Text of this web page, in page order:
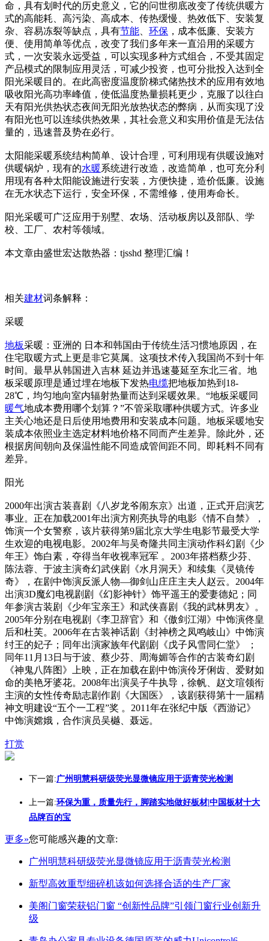
命，具有划时代的历史意义，它的问世彻底改变了传统供暖方
式的高能耗、高污染、高成本、传热缓慢、热效低下、安装复
杂、容易冻裂等缺点，具有节能 环保 ，成本低廉、安装方
便、使用简单等优点，改变了我们多年来一直沿用的采暖方
式，一次安装永远受益，可以实现多种方式组合，不受其固定
产品模式的限制应用灵活，可减少投资，也可分批投入达到全
阳光采暖目的。在此高密度温度阶梯式储热技术的应用有效地
吸收阳光高功率峰值，使低温度热量损耗更少，克服了以往白
天有阳光供热状态夜间无阳光放热状态的弊病，从而实现了没
有阳光也可以连续供热效果，其社会意义和实用价值是无法估
量的，迅速普及势在必行。
太阳能采暖系统结构简单、设计合理，可利用现有供暖设施对
供暖锅炉，现有的水暖系统进行改造，改造简单，也可充分利
用现有各种太阳能设施进行安装，方便快捷，造价低廉。设施
在无水状态下运行，安全环保，不需维修，使用寿命长。
阳光采暖可广泛应用于别墅、农场、活动板房以及部队、学
校、工厂、农村等领域。
本文章由盛世宏达散热器：tjsshd 整理汇编！
相关建材词条解释：
采暖
地板采暖：亚洲的 日本和韩国由于传统生活习惯地原因，在
住宅取暖方式上更是非它莫属。这项技术传入我国尚不到十年
时间。最早从韩国进入吉林 延边并迅速蔓延至东北三省。地
板采暖原理是通过埋在地板下发热电缆把地板加热到18-
28℃，均匀地向室内辐射热量而达到采暖效果。“地板采暖同
暖气地成本费用哪个划算？”不管采取哪种供暖方式。许多业
主关心地还是日后使用地费用和安装成本问题。地板采暖地安
装成本依照业主选定材料地价格不同而产生差异。除此外，还
根据房间朝向及保温性能不同造成管间距不同。即耗料不同有
差异。
阳光
2000年出演古装喜剧《八岁龙爷闹东京》出道，正式开启演艺
事业。正在加载2001年出演方刚亮执导的电影《情不自禁》，
饰演一个女警察，该片获得第9届北京大学生电影节最受大学
生欢迎的电视电影。2002年与吴奇隆共同主演动作科幻剧《少
年王》饰白素，夺得当年收视率冠军 。2003年搭档蔡少芬、
陈法蓉、于波主演奇幻武侠剧《水月洞天》和续集《灵镜传
奇》，在剧中饰演反派人物—御剑山庄庄主夫人赵云。2004年
出演3D魔幻电视剧剧《幻影神针》饰平遥王的爱妻德妃；同
年参演古装剧《少年宝亲王》和武侠喜剧《我的武林男友》。
2005年分别在电视剧《李卫辞官》和《傲剑江湖》中饰演佟皇
后和杜芙。2006年在古装神话剧《封神榜之凤鸣岐山》中饰演
纣王的妃子；同年出演家族年代剧剧《戊子风雪同仁堂》 ；
同年11月13日与于波、蔡少芬、周海媚等合作的古装奇幻剧
《神鬼八阵图》上映，正在加载在剧中饰演伶牙俐齿、爱财如
命的美艳牙婆花。2008年出演吴子牛执导，徐帆、赵文瑄领衔
主演的女性传奇励志剧作剧《大国医》，该剧获得第十一届精
神文明建设“五个一工程”奖 。2011年在张纪中版《西游记》
中饰演嫦娥，合作演员吴樾、聂远。
打赏
下一篇:广州明慧科研级荧光显微镜应用于沥青荧光检测
上一篇:环保为重，质量先行，脚踏实地做好板材|中国板材十大
品牌百的宝
更多»您可能感兴趣的文章:
广州明慧科研级荧光显微镜应用于沥青荧光检测
新型高效重型细碎机该如何选择合适的生产厂家
美阁门窗荣获铝门窗 “创新性品牌”引领门窗行业创新升
级